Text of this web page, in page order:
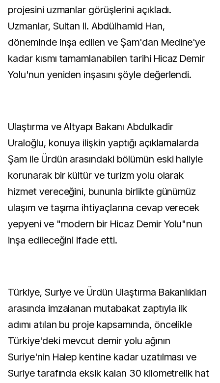
projesini uzmanlar görüşlerini açıkladı.
Uzmanlar, Sultan II. Abdülhamid Han,
döneminde inşa edilen ve Şam'dan Medine'ye
kadar kısmı tamamlanabilen tarihi Hicaz Demir
Yolu'nun yeniden inşasını şöyle değerlendi.
Ulaştırma ve Altyapı Bakanı Abdulkadir
Uraloğlu, konuya ilişkin yaptığı açıklamalarda
Şam ile Ürdün arasındaki bölümün eski haliyle
korunarak bir kültür ve turizm yolu olarak
hizmet vereceğini, bununla birlikte günümüz
ulaşım ve taşıma ihtiyaçlarına cevap verecek
yepyeni ve "modern bir Hicaz Demir Yolu"nun
inşa edileceğini ifade etti.
Türkiye, Suriye ve Ürdün Ulaştırma Bakanlıkları
arasında imzalanan mutabakat zaptıyla ilk
adımı atılan bu proje kapsamında, öncelikle
Türkiye'deki mevcut demir yolu ağının
Suriye'nin Halep kentine kadar uzatılması ve
Suriye tarafında eksik kalan 30 kilometrelik hat